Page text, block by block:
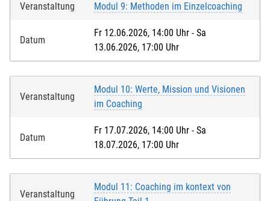
Veranstaltung Modul 9: Methoden im Einzelcoaching
Datum
Fr 12.06.2026, 14:00 Uhr - Sa
13.06.2026, 17:00 Uhr
Veranstaltung
Modul 10: Werte, Mission und Visionen
im Coaching
Datum
Fr 17.07.2026, 14:00 Uhr - Sa
18.07.2026, 17:00 Uhr
Veranstaltung
Modul 11: Coaching im kontext von